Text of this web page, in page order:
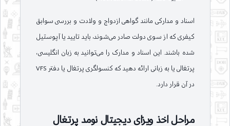
اسناد و مدارکی مانند گواهی ازدواج و ولادت و بررسی سوابق
کیفری که از سوی دولت صادر می‌شوند، باید تایید یا آپوستیل
شده باشند. این اسناد و مدارک را می‌توانید به زبان انگلیسی،
پرتغالی یا به زبانی ارائه دهید که کنسولگری پرتغال یا دفتر VFS
در آن قرار دارد.
مراحل اخذ ویزای دیجیتال نومد پرتغال